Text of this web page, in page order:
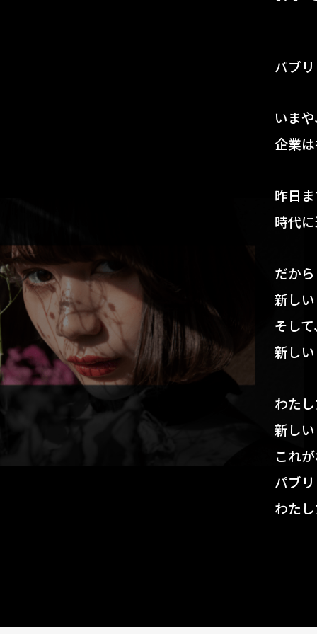
パブ
いま
企業
昨日
時代
だか
新し
そし
新し
わた
新し
これ
パブ
わた